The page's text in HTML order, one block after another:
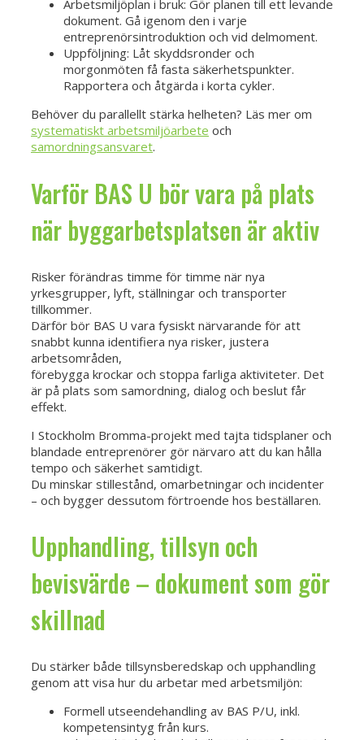
Arbetsmiljöplan i bruk: Gör planen till ett levande
dokument. Gå igenom den i varje
entreprenörsintroduktion och vid delmoment.
Uppföljning: Låt skyddsronder och
morgonmöten få fasta säkerhetspunkter.
Rapportera och åtgärda i korta cykler.
Behöver du parallellt stärka helheten? Läs mer om
systematiskt arbetsmiljöarbete och
samordningsansvaret.
Varför BAS U bör vara på plats
när byggarbetsplatsen är aktiv
Risker förändras timme för timme när nya
yrkesgrupper, lyft, ställningar och transporter
tillkommer.
Därför bör BAS U vara fysiskt närvarande för att
snabbt kunna identifiera nya risker, justera
arbetsområden,
förebygga krockar och stoppa farliga aktiviteter. Det
är på plats som samordning, dialog och beslut får
effekt.
I Stockholm Bromma-projekt med tajta tidsplaner och
blandade entreprenörer gör närvaro att du kan hålla
tempo och säkerhet samtidigt.
Du minskar stillestånd, omarbetningar och incidenter
– och bygger dessutom förtroende hos beställaren.
Upphandling, tillsyn och
bevisvärde – dokument som gör
skillnad
Du stärker både tillsynsberedskap och upphandling
genom att visa hur du arbetar med arbetsmiljön:
Formell utseendehandling av BAS P/U, inkl.
kompetensintyg från kurs.